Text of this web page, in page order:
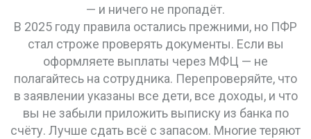
— и ничего не пропадёт.
В 2025 году правила остались прежними, но ПФР
стал строже проверять документы. Если вы
оформляете выплаты через МФЦ — не
полагайтесь на сотрудника. Перепроверяйте, что
в заявлении указаны все дети, все доходы, и что
вы не забыли приложить выписку из банка по
счёту. Лучше сдать всё с запасом. Многие теряют